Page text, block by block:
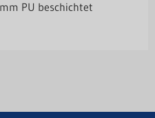
PU beschichtet